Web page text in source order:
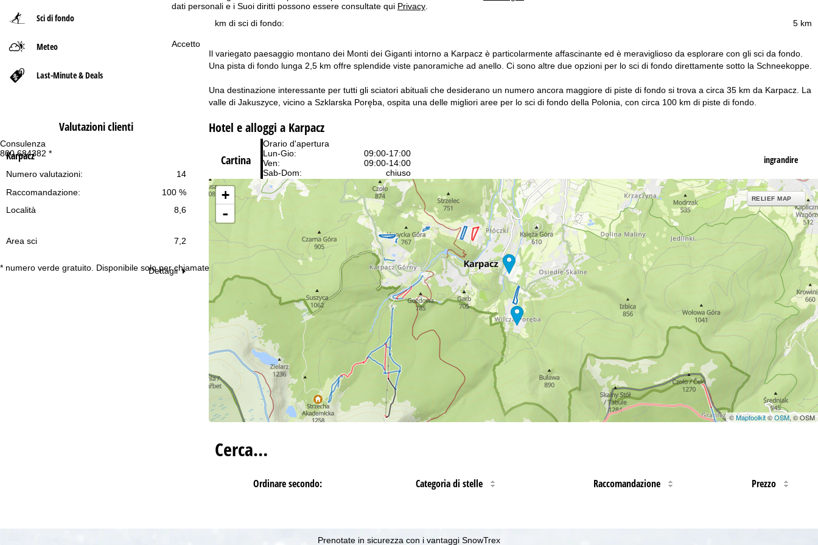
dati personali e i Suoi diritti possono essere consultate qui Privacy
Accetto
Consulenza
800 684382 *
* numero verde gratuito. Disponibile solo per chiamate dall’Italia
Orario d'apertura
Lun-Gio:
09:00-17:00
Ven:
09:00-14:00
Sab-Dom:
chiuso
Contattaci
Consulenza
Sci di fondo
Meteo
Last-Minute & Deals
Valutazioni clienti
Karpacz
14
Numero valutazioni:
100 %
Raccomandazione:
Località
8,6
Area sci 7,2
Dettagli
p
g
5 km
km di sci di fondo:
Il variegato paesaggio montano dei Monti dei Giganti intorno a Karpacz è particolarmente affascinante ed è meraviglioso da esplorare con gli sci da fondo.
Una pista di fondo lunga 2,5 km offre splendide viste panoramiche ad anello. Ci sono altre due opzioni per lo sci di fondo direttamente sotto la Schneekoppe.
Una destinazione interessante per tutti gli sciatori abituali che desiderano un numero ancora maggiore di piste di fondo si trova a circa 35 km da Karpacz. La
valle di Jakuszyce, vicino a Szklarska Poręba, ospita una delle migliori aree per lo sci di fondo della Polonia, con circa 100 km di piste di fondo.
Hotel e alloggi a Karpacz
Cartina ingrandire
+
-
RELIEF MAP
©Maptoolkit©OSM, © OSM
Cerca…
Ordinare secondo: Categoria di stelle Raccomandazione Prezzo
Prenotate in sicurezza con i vantaggi SnowTrex